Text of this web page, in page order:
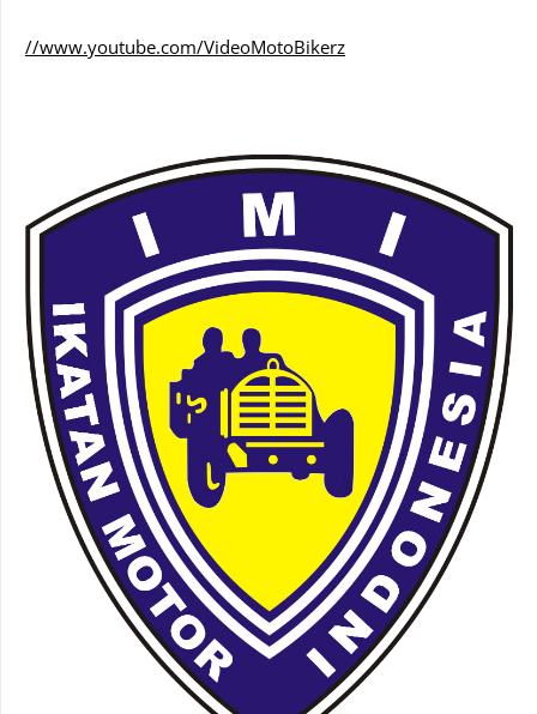
//www.youtube.com/VideoMotoBikerz